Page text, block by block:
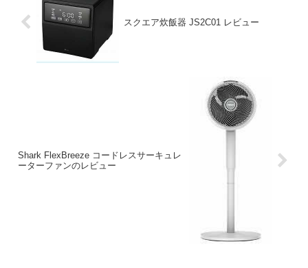
スクエア炊飯器 JS2C01 レビュー
Shark FlexBreeze コードレスサーキュレ
ーターファンのレビュー